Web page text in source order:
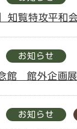
知覧特攻平和
お知らせ
館 館外企画
お知らせ